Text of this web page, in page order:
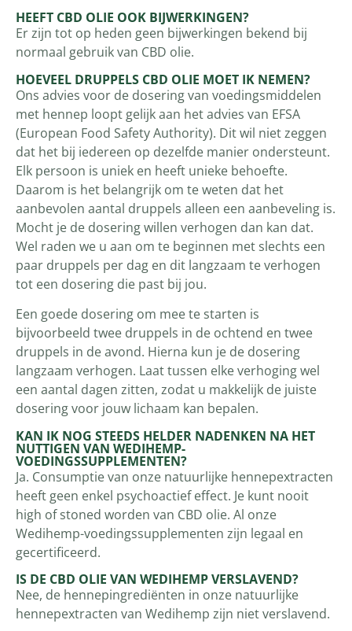
HEEFT CBD OLIE OOK BIJWERKINGEN?
Er zijn tot op heden geen bijwerkingen bekend bij
normaal gebruik van CBD olie.
HOEVEEL DRUPPELS CBD OLIE MOET IK NEMEN?
Ons advies voor de dosering van voedingsmiddelen
met hennep loopt gelijk aan het advies van EFSA
(European Food Safety Authority). Dit wil niet zeggen
dat het bij iedereen op dezelfde manier ondersteunt.
Elk persoon is uniek en heeft unieke behoefte.
Daarom is het belangrijk om te weten dat het
aanbevolen aantal druppels alleen een aanbeveling is.
Mocht je de dosering willen verhogen dan kan dat.
Wel raden we u aan om te beginnen met slechts een
paar druppels per dag en dit langzaam te verhogen
tot een dosering die past bij jou.
Een goede dosering om mee te starten is
bijvoorbeeld twee druppels in de ochtend en twee
druppels in de avond. Hierna kun je de dosering
langzaam verhogen. Laat tussen elke verhoging wel
een aantal dagen zitten, zodat u makkelijk de juiste
dosering voor jouw lichaam kan bepalen.
KAN IK NOG STEEDS HELDER NADENKEN NA HET
NUTTIGEN VAN WEDIHEMP-
VOEDINGSSUPPLEMENTEN?
Ja. Consumptie van onze natuurlijke hennepextracten
heeft geen enkel psychoactief effect. Je kunt nooit
high of stoned worden van CBD olie. Al onze
Wedihemp-voedingssupplementen zijn legaal en
gecertificeerd.
IS DE CBD OLIE VAN WEDIHEMP VERSLAVEND?
Nee, de hennepingrediënten in onze natuurlijke
hennepextracten van Wedihemp zijn niet verslavend.